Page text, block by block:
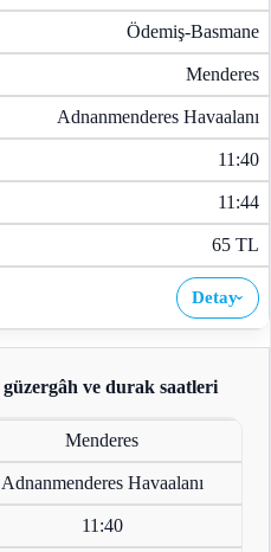
Ödemiş-Basmane
Menderes
Adnanmenderes Havaalanı
11:40
11:44
65 TL
Detay›
ve durak saatleri
Menderes
Adnanmenderes Havaalanı
11:40